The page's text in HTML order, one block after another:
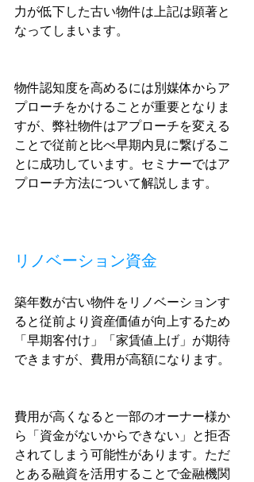
力が低下した古い物件は上記は顕著と
なってしまいます。
物件認知度を高めるには別媒体からア
プローチをかけることが重要となりま
すが、弊社物件はアプローチを変える
ことで従前と比べ早期内見に繋げるこ
とに成功しています。セミナーではア
プローチ方法について解説します。
リノベーション資金
築年数が古い物件をリノベーションす
ると従前より資産価値が向上するため
「早期客付け」「家賃値上げ」が期待
できますが、費用が高額になります。
費用が高くなると一部のオーナー様か
ら「資金がないからできない」と拒否
されてしまう可能性があります。ただ
とある融資を活用することで金融機関